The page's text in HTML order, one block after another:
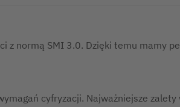
z normą SMI 3.0. Dzięki temu mamy
cyfryzacji. Najważniejsze zalety